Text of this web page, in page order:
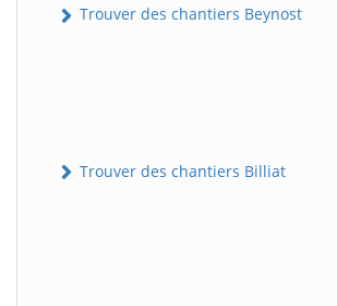
Trouver des chantiers Beynost
Trouver des chantiers Billiat